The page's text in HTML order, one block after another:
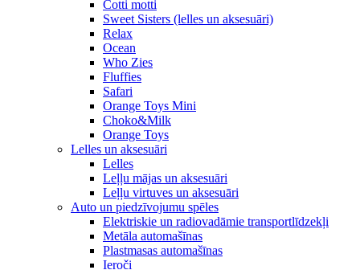
Cotti motti
Sweet Sisters (lelles un aksesuāri)
Relax
Ocean
Who Zies
Fluffies
Safari
Orange Toys Mini
Choko&Milk
Orange Toys
Lelles un aksesuāri
Lelles
Leļļu mājas un aksesuāri
Leļļu virtuves un aksesuāri
Auto un piedzīvojumu spēles
Elektriskie un radiovadāmie transportlīdzekļi
Metāla automašīnas
Plastmasas automašīnas
Ieroči